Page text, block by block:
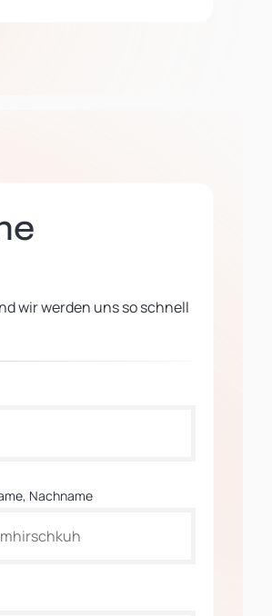
wir werden uns so schnell
Nachname